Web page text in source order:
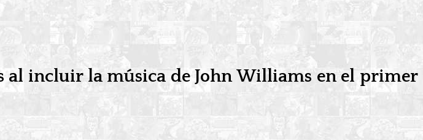
al incluir la música de John Williams en el primer